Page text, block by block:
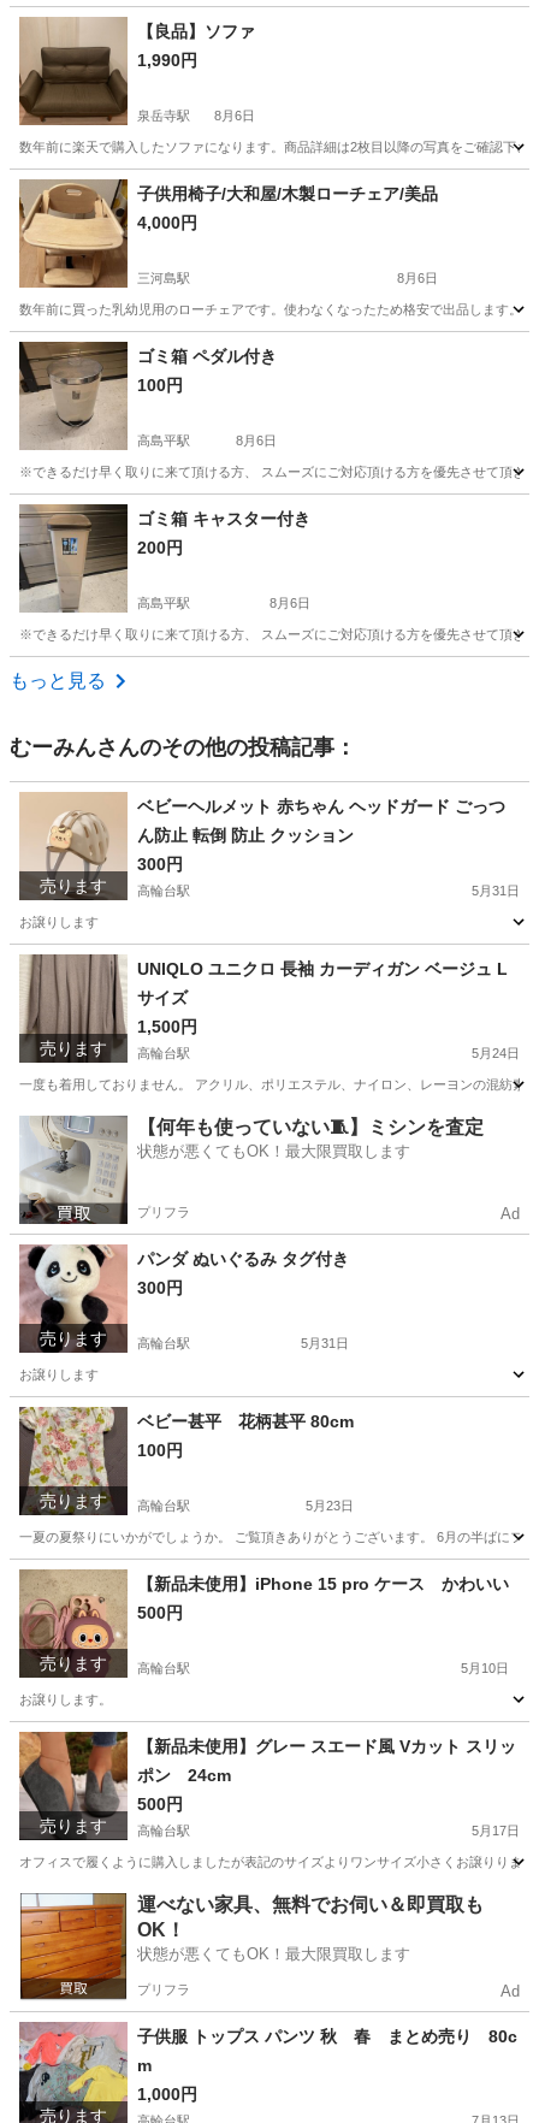
【良品】ソファ
1,990円
泉岳寺駅 8月6日
数年前に楽天で購入したソファになります。商品詳細は2枚目以降の写真をご確認下
東京 港区 泉岳寺駅 ソファ
子供用椅子/大和屋/木製ローチェア/美品
4,000円
三河島駅 8月6日
数年前に買った乳幼児用のローチェアです。使わなくなったため格安で出品し
東京 荒川区 三河島駅 椅子
ゴミ箱 ペダル付き
100円
高島平駅 8月6日
※できるだけ早く取りに来て頂ける方、 スムーズにご対応頂ける方を優先させて頂
東京 板橋区 高島平駅 インテリア雑貨/小物
ゴミ箱 キャスター付き
200円
高島平駅 8月6日
※できるだけ早く取りに来て頂ける方、 スムーズにご対応頂ける方を優先させて頂
東京 板橋区
もっと見る
むーみんさんのその他の投稿記事：
売ります
ベビーヘルメット 赤ちゃん ヘッドガード ごっつ
ん防止 転倒 防止 クッション
300円
高輪台駅 5月31日
お譲りします
東京 品川区 ベビー用品 ヘルメット
売ります
UNIQLO ユニクロ 長袖 カーディガン ベージュ L
サイズ
1,500円
高輪台駅 5月24日
一度も着用しておりません。 アクリル、ポリエステル、ナイロン、レーヨンの混紡
東京 品川区 高輪台駅 ジャケット UNIQLO
【何年も使っていない🧵】ミシンを査定
状態が悪くてもOK！最大限買取します
プリフラ Ad
売ります
パンダ ぬいぐるみ タグ付き
300円
高輪台駅 5月31日
お譲りします
東京 品川区 高輪台駅 おもちゃ
売ります
ベビー甚平 花柄甚平 80cm
100円
高輪台駅 5月23日
一夏の夏祭りにいかがでしょうか。 ご覧頂きありがとうございます。 6月の半ばにフ
東京 品川区 高輪台駅 ベビー用品
売ります
【新品未使用】iPhone 15 pro ケース かわいい
500円
高輪台駅 5月10日
お譲りします。
東京 品川区 高輪台駅 携帯アクセサリー ケース
売ります
【新品未使用】グレー スエード風 Vカット スリッ
ポン 24cm
500円
高輪台駅 5月17日
オフィスで履くように購入しましたが表記のサイズよりワンサイズ小さくお譲りります
東京 品川区 高輪台駅 靴 オフィス
運べない家具、無料でお伺い＆即買取も
OK！
状態が悪くてもOK！最大限買取します
プリフラ Ad
売ります
子供服 トップス パンツ 秋 春 まとめ売り 80c
m
1,000円